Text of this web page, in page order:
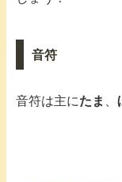
音符
音符は主にたま